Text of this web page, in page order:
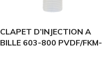
CLAPET D’INJECTION A
BILLE 603-800 PVDF/FKM-